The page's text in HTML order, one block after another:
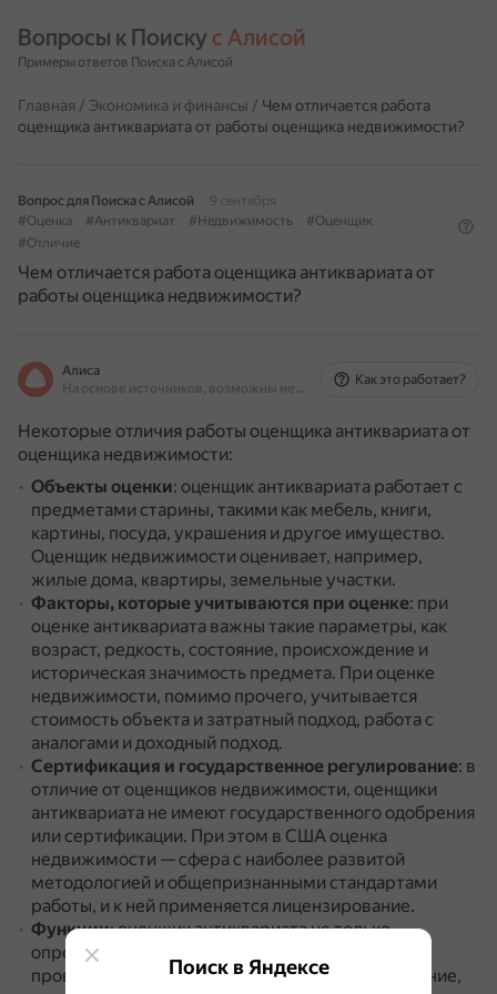
Вопросы к Поиску с Алисой
Примеры ответов Поиска с Алисой
Главная / Экономика и финансы / Чем отличается работа
оценщика антиквариата от работы оценщика недвижимости?
Вопрос для Поиска с Алисой
9 сентября
#Оценка
#Антиквариат #Недвижимость
#Оценщик
#Отличие
Чем отличается работа оценщика антиквариата от
работы оценщика недвижимости?
Алиса
На основе источников, возможны неточности
Как это работает?
Некоторые отличия работы оценщика антиквариата от
оценщика недвижимости:
Объекты оценки: оценщик антиквариата работает с
предметами старины, такими как мебель, книги,
картины, посуда, украшения и другое имущество.
Оценщик недвижимости оценивает, например,
жилые дома, квартиры, земельные участки.
Факторы, которые учитываются при оценке: при
оценке антиквариата важны такие параметры, как
возраст, редкость, состояние, происхождение и
историческая значимость предмета. При оценке
недвижимости, помимо прочего, учитывается
стоимость объекта и затратный подход, работа с
аналогами и доходный подход.
Сертификация и государственное регулирование: в
отличие от оценщиков недвижимости, оценщики
антиквариата не имеют государственного одобрения
или сертификации. При этом в США оценка
недвижимости — сфера с наиболее развитой
методологией и общепризнанными стандартами
работы, и к ней применяется лицензирование.
Функции: оценщик антиквариата не только
определяет рыночную стоимость изделия, но и
проверяет его подлинность, определяет состояние,
Поиск в Яндексе